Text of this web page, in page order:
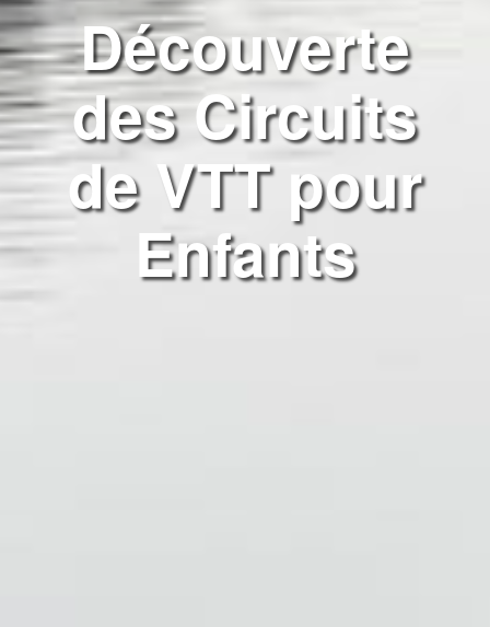
Découverte
des Circuits
de VTT pour
Enfants